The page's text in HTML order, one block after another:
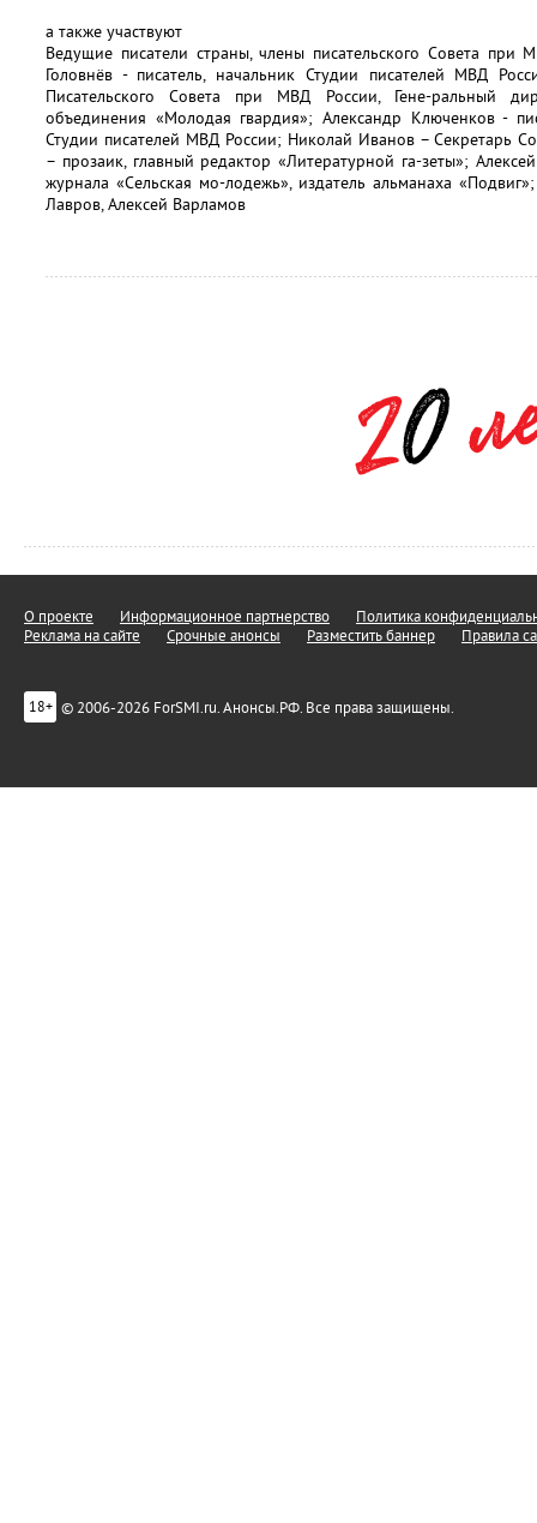
а также участвуют
Ведущие писатели страны, члены писательского Совета
Головнёв - писатель, начальник Студии писателей МВД
Писательского Совета при МВД России, Гене-ральный
объединения «Молодая гвардия»; Александр Ключенков -
Студии писателей МВД России; Николай Иванов – Секретарь
– прозаик, главный редактор «Литературной га-зеты»;
журнала «Сельская мо-лодежь», издатель альманаха
Лавров, Алексей Варламов
О проекте Информационное партнерство
Политика
Реклама на сайте
Срочные анонсы Разместить баннер Правила
18+ © 2006-2026 ForSMI.ru. Анонсы.РФ. Все права защищены.